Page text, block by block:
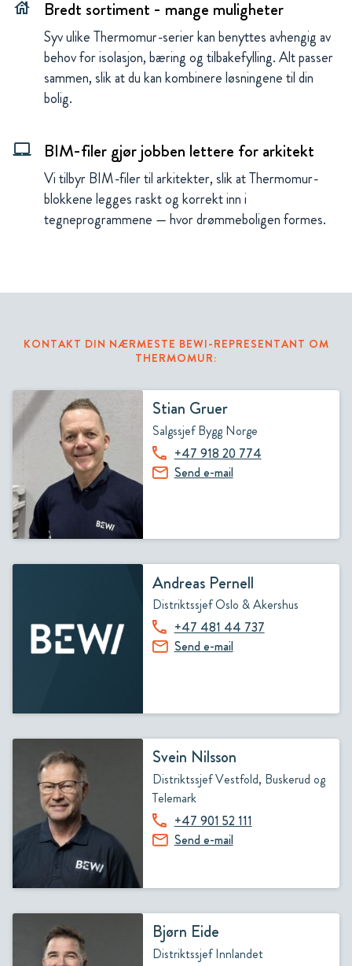
house Bredt sortiment - mange muligheter
Syv ulike Thermomur-serier kan benyttes avhengig av
behov for isolasjon, bæring og tilbakefylling. Alt passer
sammen, slik at du kan kombinere løsningene til din
bolig.
laptop_mac BIM-filer gjør jobben lettere for arkitekt
Vi tilbyr BIM-filer til arkitekter, slik at Thermomur-
blokkene legges raskt og korrekt inn i
tegneprogrammene — hvor drømmeboligen formes.
KONTAKT DIN NÆRMESTE BEWI-REPRESENTANT OM
THERMOMUR:
Stian Gruer
Salgssjef Bygg Norge
+47 918 20 774
Send e-mail
Andreas Pernell
Distriktssjef Oslo & Akershus
+47 481 44 737
Send e-mail
Svein Nilsson
Distriktssjef Vestfold, Buskerud og
Telemark
+47 901 52 111
Send e-mail
Bjørn Eide
Distriktssjef Innlandet